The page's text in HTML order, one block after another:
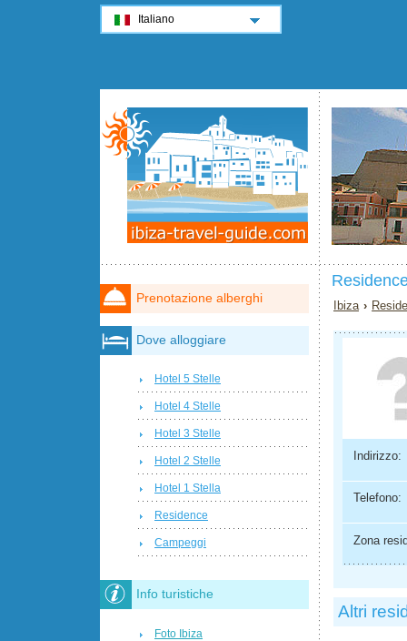
Ibiza ›
Indirizzo:
Telefono:
Zona
Altri
Prenotazione alberghi
Dove alloggiare
Hotel 5 Stelle
Hotel 4 Stelle
Hotel 3 Stelle
Hotel 2 Stelle
Hotel 1 Stella
Residence
Campeggi
Info turistiche
Foto Ibiza
Italiano